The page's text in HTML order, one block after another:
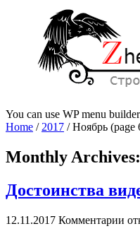
You can use WP menu
Home /2017 /Ноябрь (page
Monthly Archives:
Достоинства
12.11.2017 Комментарии к